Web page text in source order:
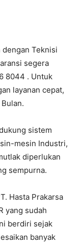
Teknisi
segera
8044 . Untuk
layanan cepat,
sistem
mesin Industri,
diperlukan
sempurna.
Hasta Prakarsa
yang sudah
berdiri sejak
banyak